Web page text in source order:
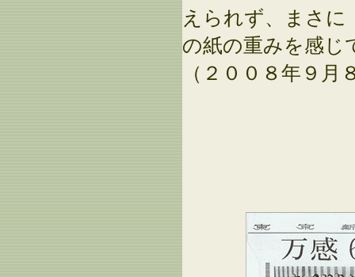
えられず、まさに
の紙の重みを感じ
（２００８年９月